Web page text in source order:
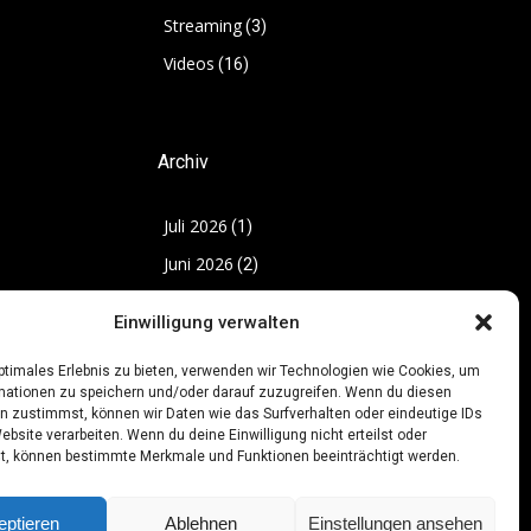
Einwilligung verwalten
Erlebnis zu bieten, verwenden wir Technologien wie Cookies, um
zu speichern und/oder darauf zuzugreifen. Wenn du diesen
zustimmst, können wir Daten wie das Surfverhalten oder eindeutige IDs
verarbeiten. Wenn du deine Einwilligung nicht erteilst oder
können bestimmte Merkmale und Funktionen beeinträchtigt werden.
Ablehnen Einstellungen ansehen
Streaming(3)
Videos (16)
Archiv
Juli 2026 (1)
Juni 2026 (2)
März 2026
November 2025(12)
Oktober 2025(3)
Juni 2025 (6)